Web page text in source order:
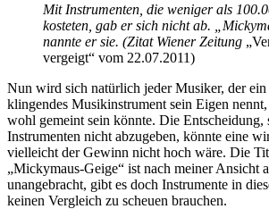
Mit Instrumenten, die weniger als
kosteten, gab er sich nicht ab.
nannte er sie. (Zitat Wiener Zeitung
vergeigt“ vom 22.07.2011)
Nun wird sich natürlich jeder Musiker, der ein
klingendes Musikinstrument sein Eigen
wohl gemeint sein könnte. Die Entscheidung,
Instrumenten nicht abzugeben, könnte eine
vielleicht der Gewinn nicht hoch wäre. Die
„Mickymaus-Geige“ ist nach meiner Ansicht
unangebracht, gibt es doch Instrumente in
keinen Vergleich zu scheuen brauchen.